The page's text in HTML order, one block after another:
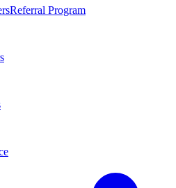
Referral Program